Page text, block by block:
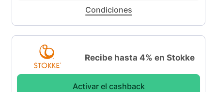
Condiciones
Recibe hasta 4% en Stokke
Activar el cashback